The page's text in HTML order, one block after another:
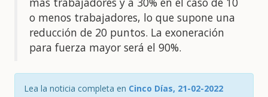
o menos trabajadores, lo que supone una
reducción de 20 puntos. La exoneración
para fuerza mayor será el 90%.
Lea la noticia completa en Cinco Días, 21-02-2022